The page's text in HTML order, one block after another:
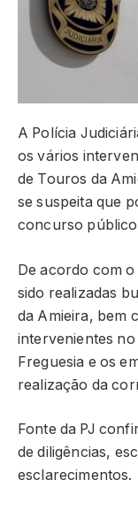
A Polícia
os vários
de Touros da
se suspeita que
concurso
De acordo com
sido realizadas
da Amieira, bem
intervenientes
Freguesia e os
realização da
Fonte da PJ
de diligências,
esclarecimentos.